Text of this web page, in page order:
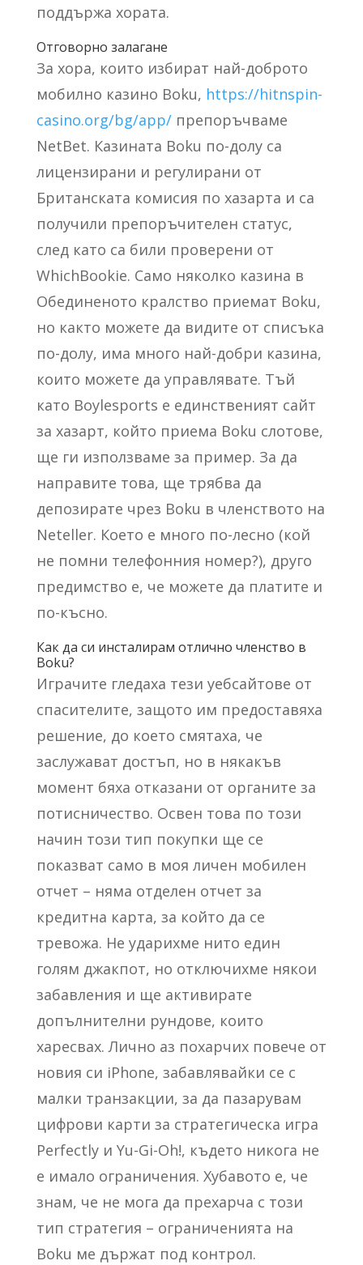
поддържа хората.
Отговорно залагане
За хора, които избират най-доброто
мобилно казино Boku, https://hitnspin-
casino.org/bg/app/препоръчваме
NetBet. Казината Boku по-долу са
лицензирани и регулирани от
Британската комисия по хазарта и са
получили препоръчителен статус,
след като са били проверени от
WhichBookie. Само няколко казина в
Обединеното кралство приемат Boku,
но както можете да видите от списъка
по-долу, има много най-добри казина,
които можете да управлявате. Тъй
като Boylesports е единственият сайт
за хазарт, който приема Boku слотове,
ще ги използваме за пример. За да
направите това, ще трябва да
депозирате чрез Boku в членството на
Neteller. Което е много по-лесно (кой
не помни телефонния номер?), друго
предимство е, че можете да платите и
по-късно.
Как да си инсталирам отлично членство в
Boku?
Играчите гледаха тези уебсайтове от
спасителите, защото им предоставяха
решение, до което смятаха, че
заслужават достъп, но в някакъв
момент бяха отказани от органите за
потисничество. Освен това по този
начин този тип покупки ще се
показват само в моя личен мобилен
отчет – няма отделен отчет за
кредитна карта, за който да се
тревожа. Не ударихме нито един
голям джакпот, но отключихме някои
забавления и ще активирате
допълнителни рундове, които
харесвах. Лично аз похарчих повече от
новия си iPhone, забавлявайки се с
малки транзакции, за да пазарувам
цифрови карти за стратегическа игра
Perfectly и Yu-Gi-Oh!, където никога не
е имало ограничения. Хубавото е, че
знам, че не мога да прехарча с този
тип стратегия – ограниченията на
Boku ме държат под контрол.